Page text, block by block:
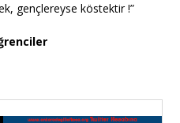
gençlereyse köstektir !”